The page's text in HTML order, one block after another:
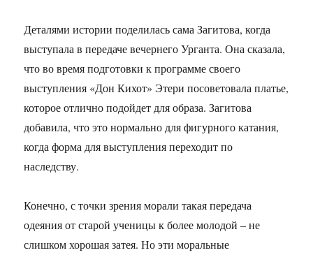
Деталями истории поделилась сама Загитова, когда
выступала в передаче вечернего Урганта. Она сказала,
что во время подготовки к программе своего
выступления «Дон Кихот» Этери посоветовала платье,
которое отлично подойдет для образа. Загитова
добавила, что это нормально для фигурного катания,
когда форма для выступления переходит по
наследству.
Конечно, с точки зрения морали такая передача
одеяния от старой ученицы к более молодой – не
слишком хорошая затея. Но эти моральные